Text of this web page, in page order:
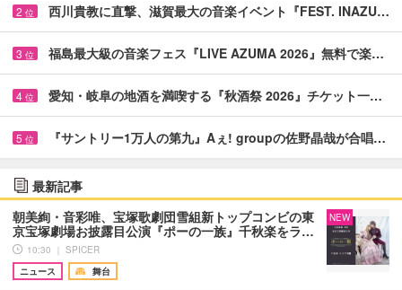
2 位 西川貴教に直撃、滋賀最大の音楽イベント『FEST. INAZU…
3 位 福島最大級の音楽フェス『LIVE AZUMA 2026』無料で楽…
4 位 愛知・岐阜の地酒を満喫する『秋酒祭 2026』チケット一…
5 位 『サントリー1万人の第九』Aぇ! groupの佐野晶哉が合唱…
最新記事
朝美絢・音彩唯、宝塚歌劇団雪組新トップコンビの東
京宝塚劇場お披露目公演『ポーの一族』千秋楽をラ…
10:30 ｜ SPICER
ニュース
舞台
NEW